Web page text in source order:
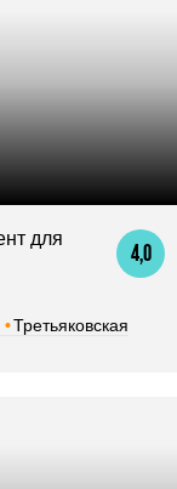
4,0
для
•Третьяковская